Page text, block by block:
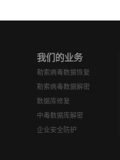
我们的业务
勒索病毒数据恢复
勒索病毒数据解密
数据库修复
中毒数据库解密
企业安全防护